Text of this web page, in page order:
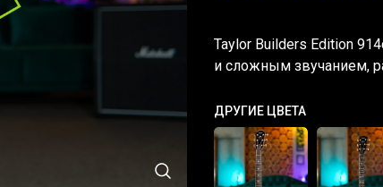
Taylor Builders Edition
и сложным звучанием,
ДРУГИЕ ЦВЕТА